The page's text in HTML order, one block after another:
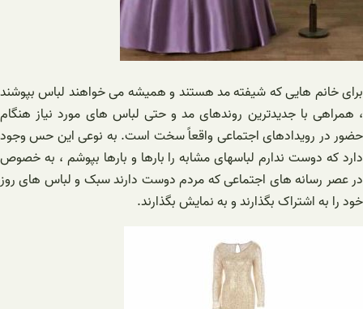
برای خانم هایی که شیفته مد هستند و همیشه می خواهند لباس بپوشند
، همراهی با جدیدترین روندهای مد و حتی لباس های مورد نیاز هنگام
حضور در رویدادهای اجتماعی واقعاً سخت است. به نوعی این حس وجود
دارد که دوست ندارم لباسهای مشابه را بارها و بارها بپوشم ، به خصوص
در عصر رسانه های اجتماعی که مردم دوست دارند سبک و لباس های روز
خود را به اشتراک بگذارند و به نمایش بگذارند.